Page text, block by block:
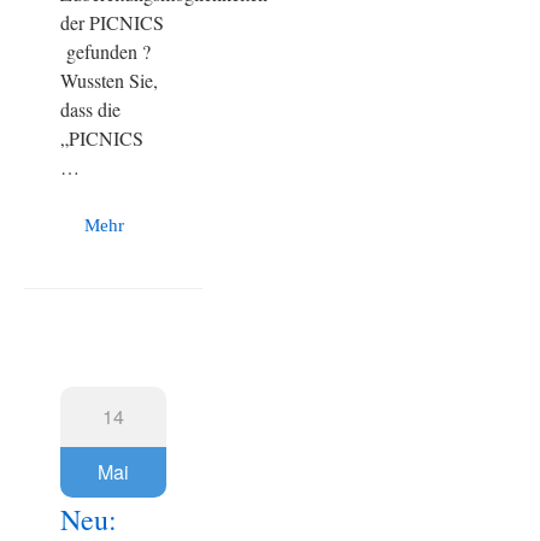
der PICNICS
gefunden ?
Wussten Sie,
dass die
„PICNICS
…
Mehr
14
Mai
Neu: